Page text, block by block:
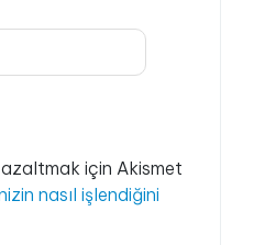
için Akismet
nasıl işlendiğini